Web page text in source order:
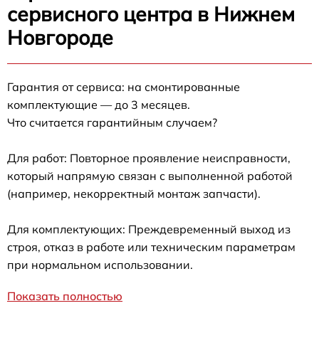
сервисного центра в Нижнем
Новгороде
Гарантия от сервиса: на смонтированные
комплектующие — до 3 месяцев.
Что считается гарантийным случаем?
Для работ: Повторное проявление неисправности,
который напрямую связан с выполненной работой
(например, некорректный монтаж запчасти).
Для комплектующих: Преждевременный выход из
строя, отказ в работе или техническим параметрам
при нормальном использовании.
Показать полностью